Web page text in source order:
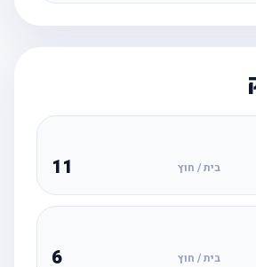
בית / חוץ 11
בית / חוץ